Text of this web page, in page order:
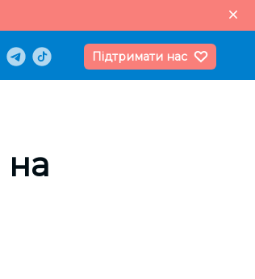
Підтримати нас
на